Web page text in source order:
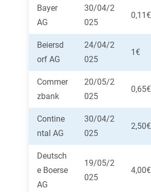
Bayer
AG
30/04/2
025
0,11€
Beiersd
orf AG
24/04/2
025
1€
Commer
zbank
20/05/2
025
0,65€
Contine
ntal AG
30/04/2
025
2,50€
Deutsch
e Boerse
AG
19/05/2
025
4,00€